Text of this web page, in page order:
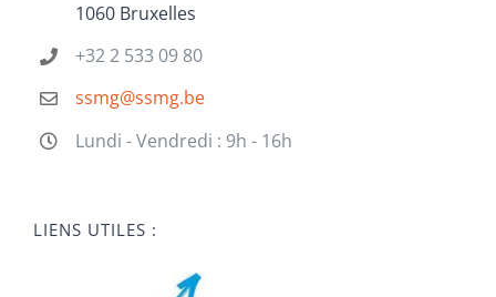
1060 Bruxelles
+32 2 533 09 80
ssmg@ssmg.be
Lundi - Vendredi : 9h - 16h
LIENS UTILES :